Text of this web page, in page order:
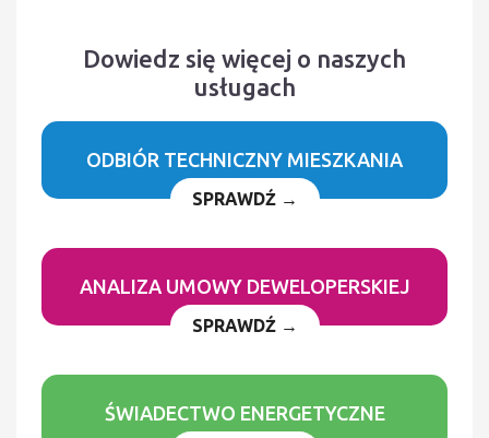
Dowiedz się więcej o naszych
usługach
ODBIÓR TECHNICZNY MIESZKANIA
SPRAWDŹ →
ANALIZA UMOWY DEWELOPERSKIEJ
SPRAWDŹ →
ŚWIADECTWO ENERGETYCZNE